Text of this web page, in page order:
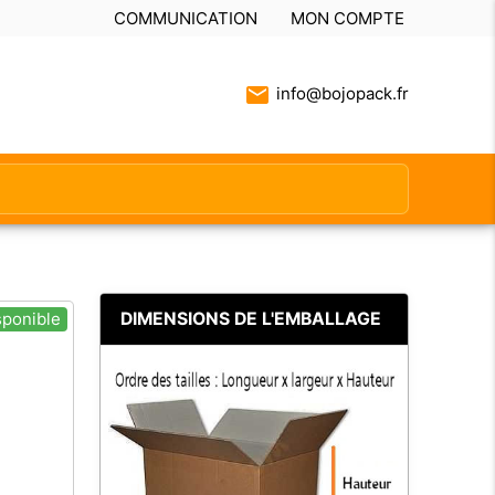
COMMUNICATION MON COMPTE
info@bojopack.fr
DIMENSIONS DE L'EMBALLAGE